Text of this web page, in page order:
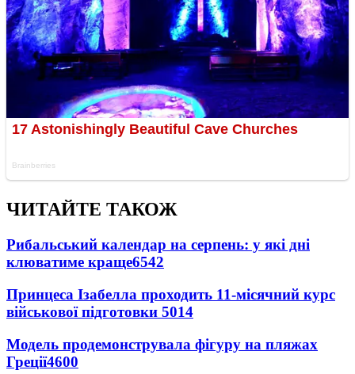
ЧИТАЙТЕ ТАКОЖ
Рибальський календар на серпень: у які дні
клюватиме краще6542
Принцеса Ізабелла проходить 11-місячний курс
військової підготовки 5014
Модель продемонструвала фігуру на пляжах
Греції4600